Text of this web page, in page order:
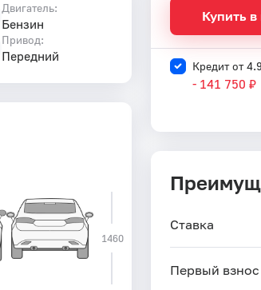
Купить
Кредит от
- 141 750 ₽
Ставка
Первый взнос
Двигатель:
Бензин
Привод:
Передний
1460